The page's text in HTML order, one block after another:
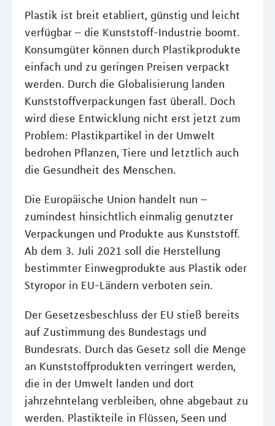
Plastik ist breit etabliert, günstig und leicht
verfügbar – die Kunststoff-Industrie boomt.
Konsumgüter können durch Plastikprodukte
einfach und zu geringen Preisen verpackt
werden. Durch die Globalisierung landen
Kunststoffverpackungen fast überall. Doch
wird diese Entwicklung nicht erst jetzt zum
Problem: Plastikpartikel in der Umwelt
bedrohen Pflanzen, Tiere und letztlich auch
die Gesundheit des Menschen.
Die Europäische Union handelt nun –
zumindest hinsichtlich einmalig genutzter
Verpackungen und Produkte aus Kunststoff.
Ab dem 3. Juli 2021 soll die Herstellung
bestimmter Einwegprodukte aus Plastik oder
Styropor in EU-Ländern verboten sein.
Der Gesetzesbeschluss der EU stieß bereits
auf Zustimmung des Bundestags und
Bundesrats. Durch das Gesetz soll die Menge
an Kunststoffprodukten verringert werden,
die in der Umwelt landen und dort
jahrzehntelang verbleiben, ohne abgebaut zu
werden. Plastikteile in Flüssen, Seen und